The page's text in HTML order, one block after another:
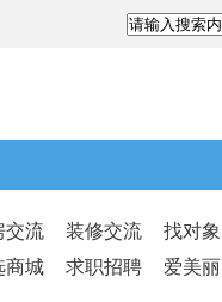
交流 装修交流 找对象
商城 求职招聘 爱美丽